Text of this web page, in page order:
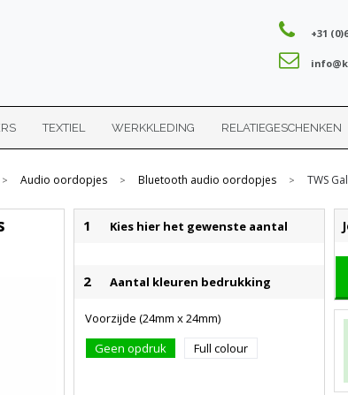
+31
TEXTIEL WERKKLEDING RELATIEGESCHENKEN
> Audio oordopjes > Bluetooth audio oordopjes > TWS
1 Kies hier het gewenste aantal
2 Aantal kleuren bedrukking
Voorzijde (24mm x 24mm)
Geen opdruk
Full colour